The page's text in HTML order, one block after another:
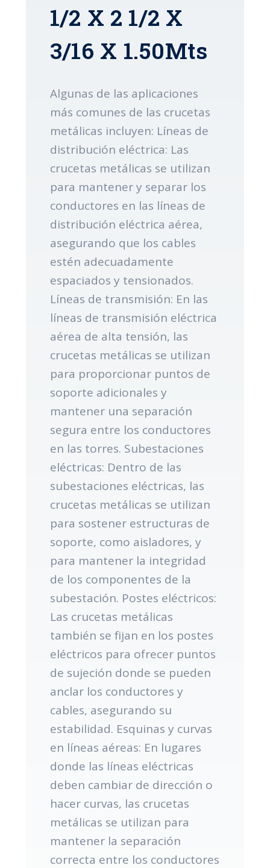
1/2 X 2 1/2 X
3/16 X 1.50Mts
Algunas de las aplicaciones
más comunes de las crucetas
metálicas incluyen: Líneas de
distribución eléctrica: Las
crucetas metálicas se utilizan
para mantener y separar los
conductores en las líneas de
distribución eléctrica aérea,
asegurando que los cables
estén adecuadamente
espaciados y tensionados.
Líneas de transmisión: En las
líneas de transmisión eléctrica
aérea de alta tensión, las
crucetas metálicas se utilizan
para proporcionar puntos de
soporte adicionales y
mantener una separación
segura entre los conductores
en las torres. Subestaciones
eléctricas: Dentro de las
subestaciones eléctricas, las
crucetas metálicas se utilizan
para sostener estructuras de
soporte, como aisladores, y
para mantener la integridad
de los componentes de la
subestación. Postes eléctricos:
Las crucetas metálicas
también se fijan en los postes
eléctricos para ofrecer puntos
de sujeción donde se pueden
anclar los conductores y
cables, asegurando su
estabilidad. Esquinas y curvas
en líneas aéreas: En lugares
donde las líneas eléctricas
deben cambiar de dirección o
hacer curvas, las crucetas
metálicas se utilizan para
mantener la separación
correcta entre los conductores